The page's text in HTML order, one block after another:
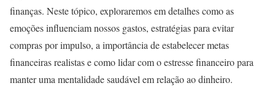
finanças. Neste tópico, exploraremos em detalhes como as
emoções influenciam nossos gastos, estratégias para evitar
compras por impulso, a importância de estabelecer metas
financeiras realistas e como lidar com o estresse financeiro para
manter uma mentalidade saudável em relação ao dinheiro.